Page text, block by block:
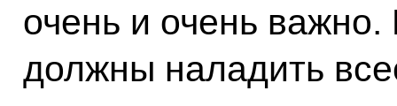
очень и очень
должны наладить